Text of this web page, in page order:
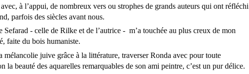
à l’appui, de nombreux vers ou strophes de grands auteurs qui ont réfléchi
parfois des siècles avant nous.
Sefarad - celle de Rilke et de l’autrice -  m’a touchée au plus creux de mon
faite du bois humaniste.
mélancolie juive grâce à la littérature, traverser Ronda avec pour toute
la beauté des aquarelles remarquables de son ami peintre, c’est un pur délice.